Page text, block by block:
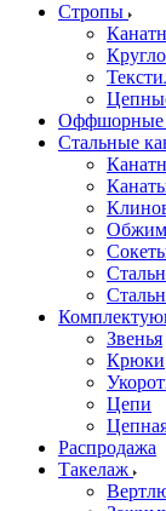
Стропы
Оффшорные
Стальные
Звенья
Крюки
Цепи
Распродажа
Такелаж